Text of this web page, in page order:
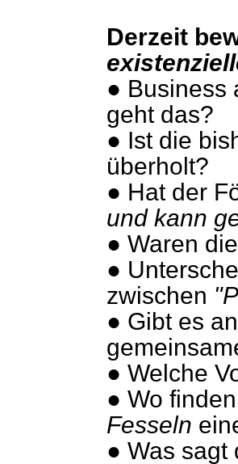
Derzeit
● Business
geht das?
● Ist die
überholt?
● Hat der
und kann
● Waren
●
zwischen
● Gibt es
● Welche
● Wo
Fesseln
● Was